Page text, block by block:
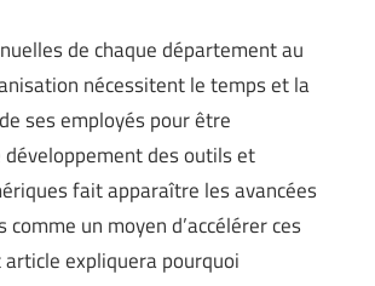
de chaque département au
nécessitent le temps et la
ses employés pour être
développement des outils et
fait apparaître les avancées
un moyen d’accélérer ces
article expliquera pourquoi